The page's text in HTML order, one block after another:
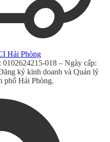
Hải Phòng
018 – Ngày cấp:
ký kinh doanh và Quản lý
phố Hải Phòng.